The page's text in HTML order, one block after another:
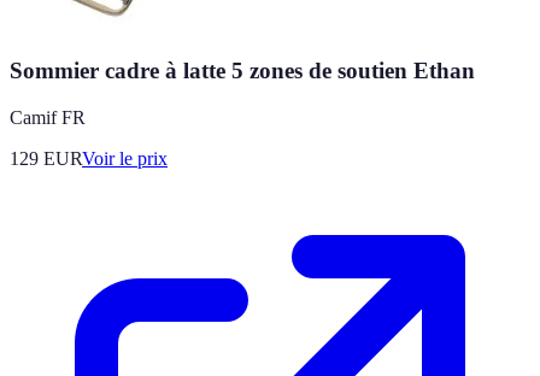
Sommier cadre à latte 5 zones de soutien Ethan
Camif FR
129 EURVoir le prix